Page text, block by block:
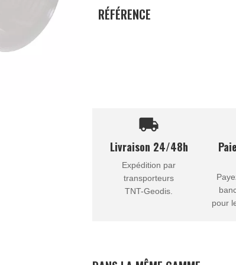
RÉFÉRENCE
local_shipping
Livraison 24/48h
Expédition par
transporteurs
TNT-Geodis.
pour